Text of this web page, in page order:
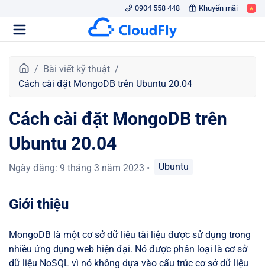
0904 558 448 Khuyến mãi
r
g
h
Bài viết kỹ thuật
Cách cài đặt MongoDB trên Ubuntu 20.04
Cách cài đặt MongoDB trên
Ubuntu 20.04
Ngày đăng: 9 tháng 3 năm 2023 • Ubuntu
Giới thiệu
MongoDB là một cơ sở dữ liệu tài liệu được sử dụng trong
nhiều ứng dụng web hiện đại. Nó được phân loại là cơ sở
dữ liệu NoSQL vì nó không dựa vào cấu trúc cơ sở dữ liệu